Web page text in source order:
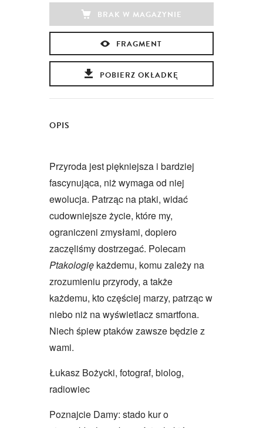
BRAK W MAGAZYNIE
FRAGMENT
POBIERZ OKŁADKĘ
OPIS
Przyroda jest piękniejsza i bardziej
fascynująca, niż wymaga od niej
ewolucja. Patrząc na ptaki, widać
cudowniejsze życie, które my,
ograniczeni zmysłami, dopiero
zaczęliśmy dostrzegać. Polecam
Ptakologię każdemu, komu zależy na
zrozumieniu przyrody, a także
każdemu, kto częściej marzy, patrząc w
niebo niż na wyświetlacz smartfona.
Niech śpiew ptaków zawsze będzie z
wami.
Łukasz Bożycki, fotograf, biolog,
radiowiec
Poznajcie Damy: stado kur o